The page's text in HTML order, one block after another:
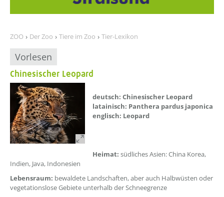
ZOO Der Zoo Tiere im Zoo Tier-Lexikon
Vorlesen
Chinesischer Leopard
deutsch: Chinesischer Leopard
latainisch: Panthera pardus japonica
englisch: Leopard
Heimat: südliches Asien: China Korea,
Indien, Java, Indonesien
Lebensraum: bewaldete Landschaften, aber auch Halbwüsten oder
vegetationslose Gebiete unterhalb der Schneegrenze